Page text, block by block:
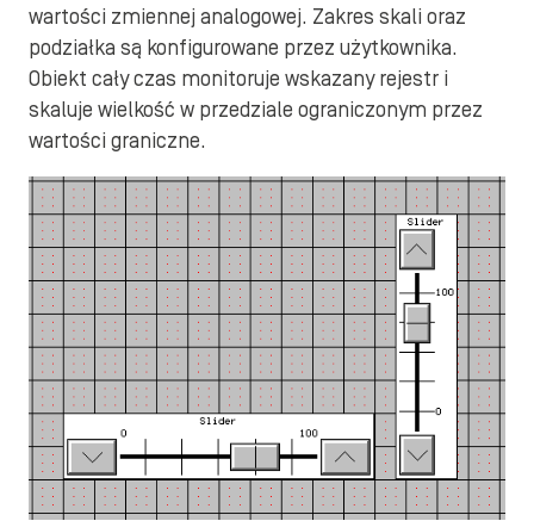
wartości zmiennej analogowej. Zakres skali oraz
podziałka są konfigurowane przez użytkownika.
Obiekt cały czas monitoruje wskazany rejestr i
skaluje wielkość w przedziale ograniczonym przez
wartości graniczne.